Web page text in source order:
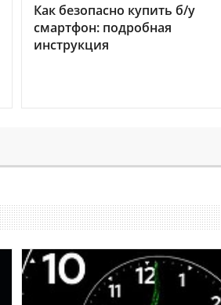
Как безопасно купить б/у
смартфон: подробная
инструкция